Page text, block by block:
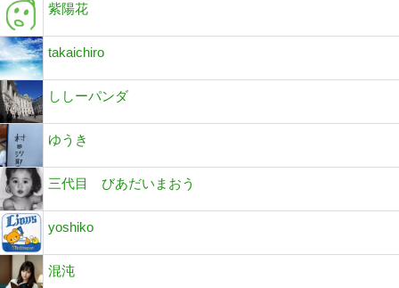
紫陽花
takaichiro
ししーパンダ
ゆうき
三代目 びあだいまおう
yoshiko
混沌